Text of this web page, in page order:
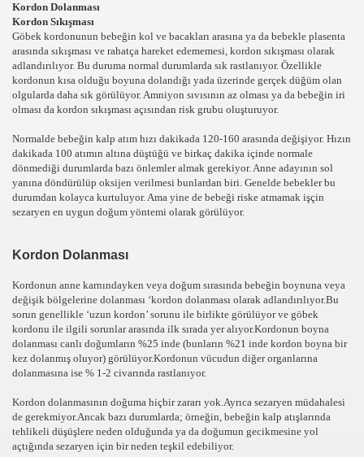
Kordon Dolanması
Kordon Sıkışması
Göbek kordonunun bebeğin kol ve bacakları arasına ya da bebekle plasenta
arasında sıkışması ve rahatça hareket edememesi, kordon sıkışması olarak
adlandırılıyor. Bu duruma normal durumlarda sık rastlanıyor. Özellikle
kordonun kısa olduğu boyuna dolandığı yada üzerinde gerçek düğüm olan
olgularda daha sık görülüyor. Amniyon sıvısının az olması ya da bebeğin iri
olması da kordon sıkışması açısından risk grubu oluşturuyor.
Normalde bebeğin kalp atım hızı dakikada 120-160 arasında değişiyor. Hızın
dakikada 100 atımın altına düştüğü ve birkaç dakika içinde normale
dönmediği durumlarda bazı önlemler almak gerekiyor. Anne adayının sol
yanına döndürülüp oksijen verilmesi bunlardan biri. Genelde bebekler bu
durumdan kolayca kurtuluyor. Ama yine de bebeği riske atmamak işçin
sezaryen en uygun doğum yöntemi olarak görülüyor.
Kordon Dolanması
Kordonun anne karnındayken veya doğum sırasında bebeğin boynuna veya
değişik bölgelerine dolanması ‘kordon dolanması olarak adlandırılıyor.Bu
sorun genellikle ‘uzun kordon’ sorunu ile birlikte görülüyor ve göbek
kordonu ile ilgili sorunlar arasında ilk sırada yer alıyor.Kordonun boyna
dolanması canlı doğumların %25 inde (bunların %21 inde kordon boyna bir
kez dolanmış oluyor) görülüyor.Kordonun vücudun diğer organlarına
dolanmasına ise % 1-2 civarında rastlanıyor.
Kordon dolanmasının doğuma hiçbir zararı yok.Ayrıca sezaryen müdahalesi
de gerekmiyor.Ancak bazı durumlarda; örneğin, bebeğin kalp atışlarında
tehlikeli düşüşlere neden olduğunda ya da doğumun gecikmesine yol
açtığında sezaryen için bir neden teşkil edebiliyor.